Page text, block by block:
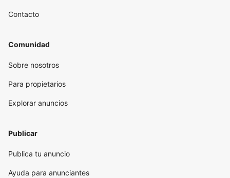
Contacto
Comunidad
Sobre nosotros
Para propietarios
Explorar anuncios
Publicar
Publica tu anuncio
Ayuda para anunciantes